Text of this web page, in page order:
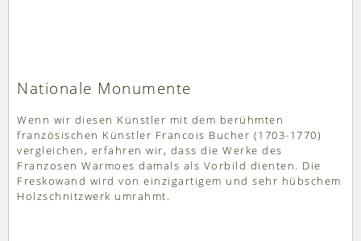
Nationale Monumente
Wenn wir diesen Künstler mit dem berühmten
französischen Künstler Francois Bucher (1703-1770)
vergleichen, erfahren wir, dass die Werke des
Franzosen Warmoes damals als Vorbild dienten. Die
Freskowand wird von einzigartigem und sehr hübschem
Holzschnitzwerk umrahmt.